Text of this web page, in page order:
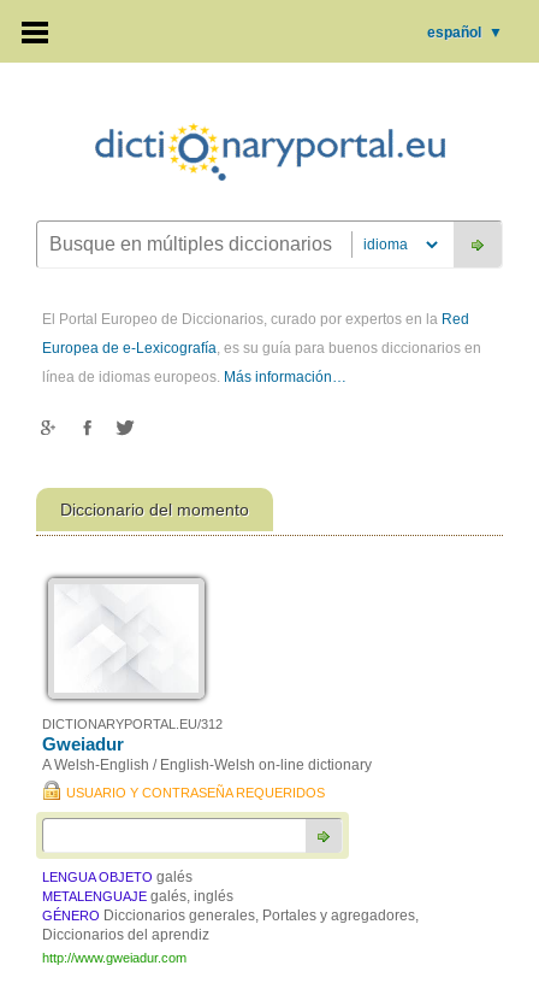
español ▼
El Portal Europeo de Diccionarios, curado por expertos en la Red
Europea de e-Lexicografía, es su guía para buenos diccionarios en
línea de idiomas europeos. Más información…
Diccionario del momento
DICTIONARYPORTAL.EU/312
Gweiadur
A Welsh-English / English-Welsh on-line dictionary
USUARIO Y CONTRASEÑA REQUERIDOS
LENGUA OBJETO galés
METALENGUAJE galés, inglés
GÉNERO Diccionarios generales, Portales y agregadores,
Diccionarios del aprendiz
http://www.gweiadur.com